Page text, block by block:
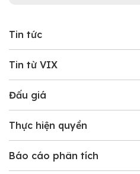
Tin tức
Tin từ VIX
Đấu giá
Thực hiện quyền
Báo cáo phân tích